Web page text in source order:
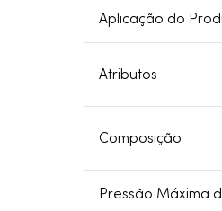
Aplicação do
Atributos
Composição
Pressão Máxima